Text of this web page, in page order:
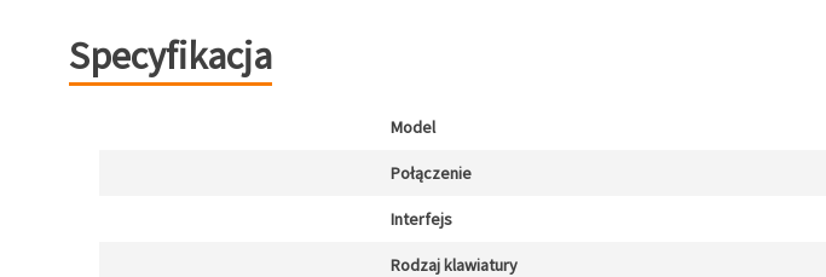
Specyfikacja
Model
Połączenie
Interfejs
Rodzaj klawiatury